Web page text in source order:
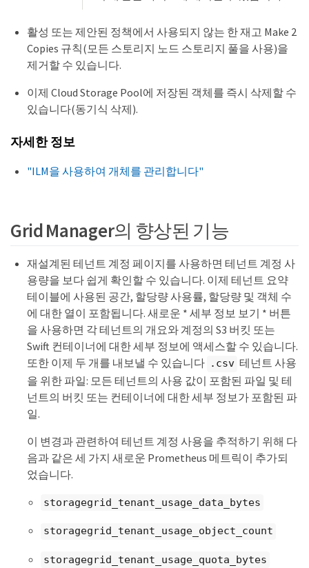
활성 또는 제안된 정책에서 사용되지 않는 한 재고 Make 2
Copies 규칙(모든 스토리지 노드 스토리지 풀을 사용)을
제거할 수 있습니다.
이제 Cloud Storage Pool에 저장된 객체를 즉시 삭제할 수
있습니다(동기식 삭제).
자세한 정보
"ILM을 사용하여 개체를 관리합니다"
Grid Manager의 향상된 기능
재설계된 테넌트 계정 페이지를 사용하면 테넌트 계정 사
용량을 보다 쉽게 확인할 수 있습니다. 이제 테넌트 요약
테이블에 사용된 공간, 할당량 사용률, 할당량 및 객체 수
에 대한 열이 포함됩니다. 새로운 * 세부 정보 보기 * 버튼
을 사용하면 각 테넌트의 개요와 계정의 S3 버킷 또는
Swift 컨테이너에 대한 세부 정보에 액세스할 수 있습니다.
또한 이제 두 개를 내보낼 수 있습니다 .csv 테넌트 사용
을 위한 파일: 모든 테넌트의 사용 값이 포함된 파일 및 테
넌트의 버킷 또는 컨테이너에 대한 세부 정보가 포함된 파
일.
이 변경과 관련하여 테넌트 계정 사용을 추적하기 위해 다
음과 같은 세 가지 새로운 Prometheus 메트릭이 추가되
었습니다.
storagegrid_tenant_usage_data_bytes
storagegrid_tenant_usage_object_count
storagegrid_tenant_usage_quota_bytes